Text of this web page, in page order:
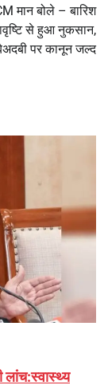
मान बोले – बारिश
से हुआ नुकसान,
पर कानून जल्द
लांच:स्वास्थ्य